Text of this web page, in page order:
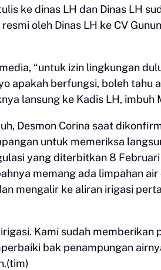
ke dinas LH dan Dinas LH
oleh Dinas LH ke CV
“untuk izin lingkungan
apakah berfungsi, boleh tahu
lansung ke Kadis LH, imbuh
Desmon Corina saat
untuk memeriksa
yang diterbitkan 8 Februari
memang ada limpahan air
mengalir ke aliran irigasi
Kami sudah memberikan
bak penampungan